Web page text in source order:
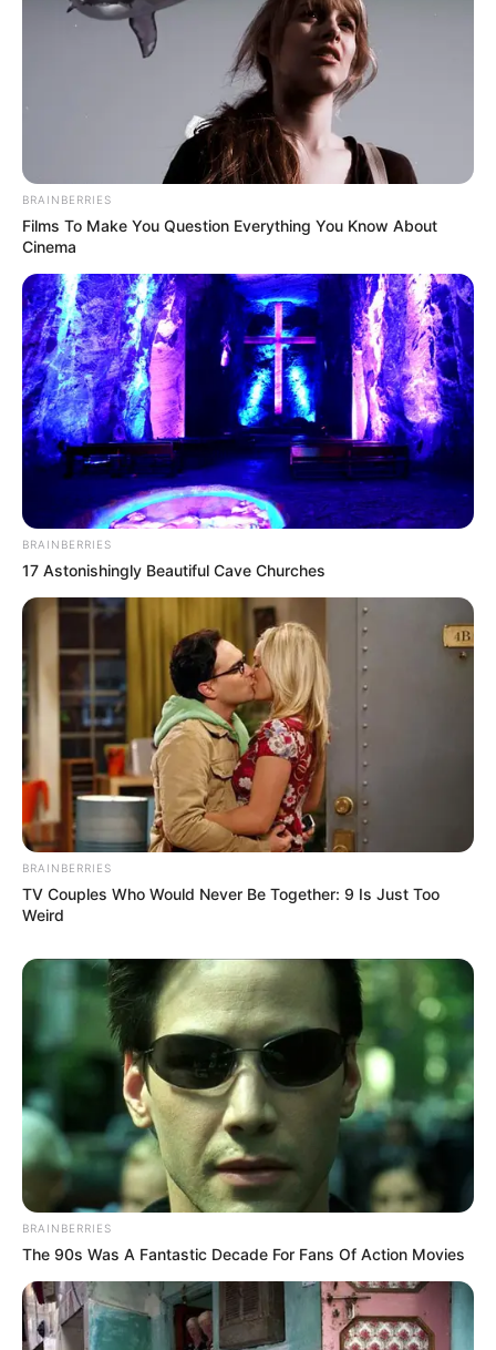
BRAINBERRIES
Films To Make You Question Everything You Know About
Cinema
BRAINBERRIES
17 Astonishingly Beautiful Cave Churches
BRAINBERRIES
TV Couples Who Would Never Be Together: 9 Is Just Too
Weird
BRAINBERRIES
The 90s Was A Fantastic Decade For Fans Of Action Movies